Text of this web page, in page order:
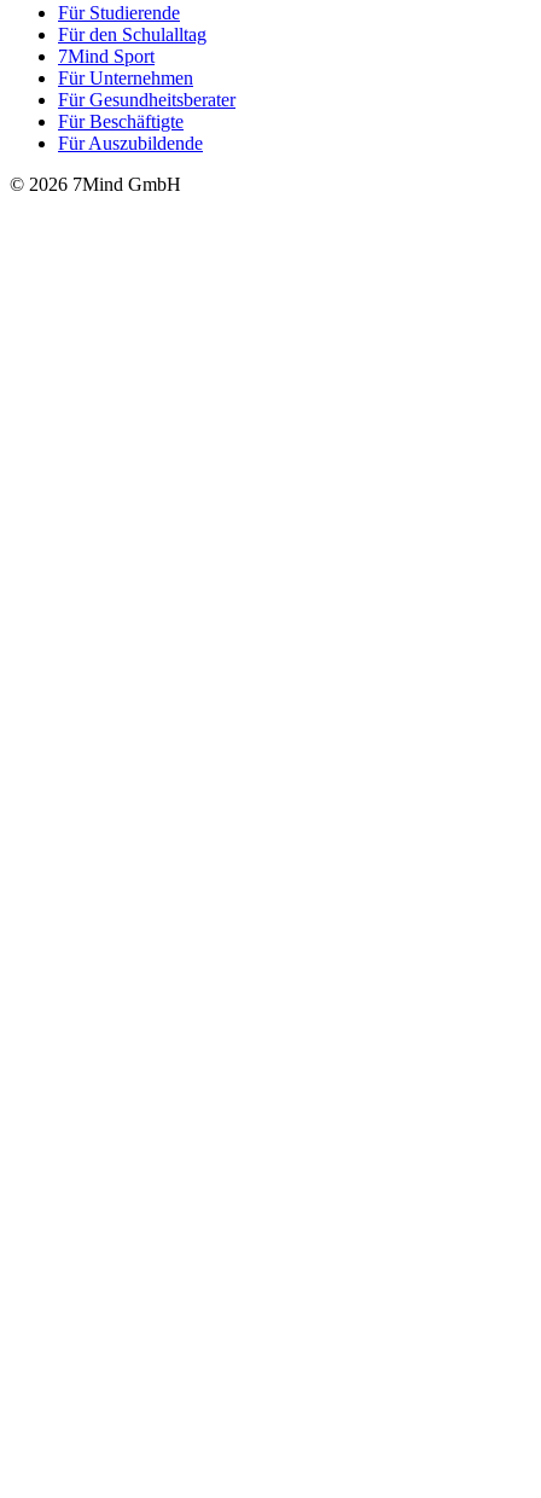
Für Stu­die­rende
Für den Schulalltag
7Mind Sport
Für Unter­neh­men
Für Gesund­heits­be­ra­ter
Für Beschäftigte
Für Auszubildende
© 2026 7Mind GmbH